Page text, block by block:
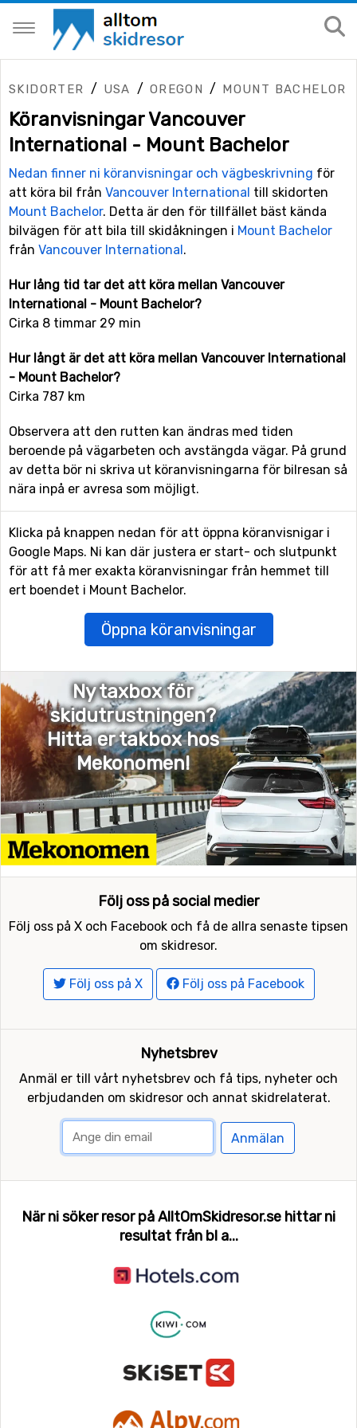
SKIDORTER / USA / OREGON / MOUNT BACHELOR
Köranvisningar Vancouver
International - Mount Bachelor
Nedan finner ni köranvisningar och vägbeskrivning för
att köra bil från Vancouver International till skidorten
Mount Bachelor. Detta är den för tillfället bäst kända
bilvägen för att bila till skidåkningen i Mount Bachelor
från Vancouver International.
Hur lång tid tar det att köra mellan Vancouver
International - Mount Bachelor?
Cirka 8 timmar 29 min
Hur långt är det att köra mellan Vancouver International
- Mount Bachelor?
Cirka 787 km
Observera att den rutten kan ändras med tiden
beroende på vägarbeten och avstängda vägar. På grund
av detta bör ni skriva ut köranvisningarna för bilresan så
nära inpå er avresa som möjligt.
Klicka på knappen nedan för att öppna köranvisnigar i
Google Maps. Ni kan där justera er start- och slutpunkt
för att få mer exakta köranvisningar från hemmet till
ert boendet i Mount Bachelor.
Öppna köranvisningar
Ny taxbox för
skidutrustningen?
Hitta er takbox hos
Mekonomen!
Följ oss på social medier
Följ oss på X och Facebook och få de allra senaste tipsen
om skidresor.
Följ oss på X Följ oss på Facebook
Nyhetsbrev
Anmäl er till vårt nyhetsbrev och få tips, nyheter och
erbjudanden om skidresor och annat skidrelaterat.
Anmälan
När ni söker resor på AlltOmSkidresor.se hittar ni
resultat från bl a...